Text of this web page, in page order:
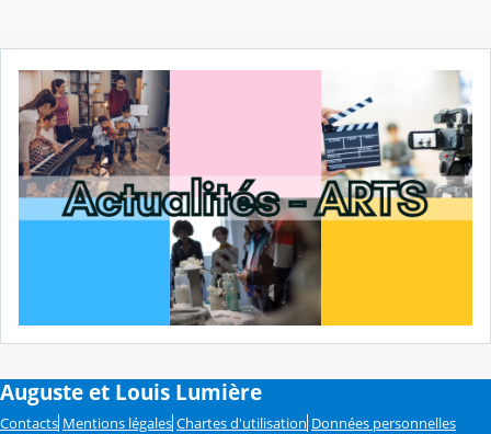
Auguste et Louis Lumière
Contacts Mentions légales Chartes d'utilisation Données personnelles